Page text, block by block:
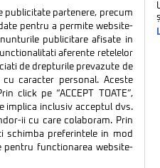
o instituţie sau persoană (site-uri,
Decizia ONJN nr. 1598/
publicitate partenere, precum
pentru a permite website-
publicitare afisate in
aferente retelelor
de drepturile prevazute de
caracter personal. Aceste
click pe “ACCEPT TOATE”,
implica inclusiv acceptul dvs.
ii cu care colaboram. Prin
schimba preferintele in mod
pentru functionarea website-